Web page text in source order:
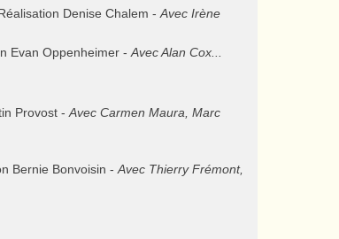
Denise Chalem - Avec Irène
Evan Oppenheimer - Avec Alan Cox...
Provost - Avec Carmen Maura, Marc
Bernie Bonvoisin - Avec Thierry Frémont,